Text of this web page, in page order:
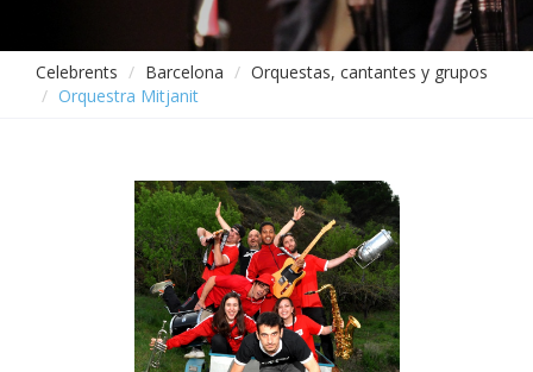
Celebrents Barcelona
Orquestas, cantantes y grupos
Orquestra Mitjanit